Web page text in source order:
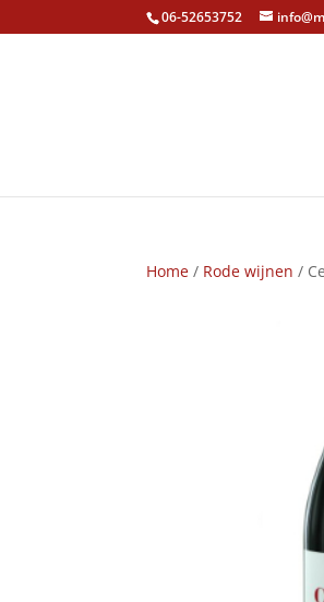
06-52653752
Home / Rode wijnen /